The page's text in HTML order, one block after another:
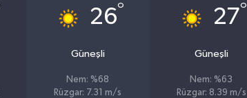
26°
Güneşli
Nem: %68
Rüzgar: 7.31 m/s
27°
Güneşli
Nem: %63
Rüzgar: 8.39 m/s